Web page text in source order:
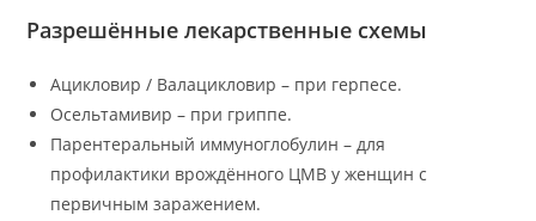
Разрешённые лекарственные схемы
Ацикловир / Валацикловир – при герпесе.
Осельтамивир – при гриппе.
Парентеральный иммуноглобулин – для
профилактики врождённого ЦМВ у женщин с
первичным заражением.